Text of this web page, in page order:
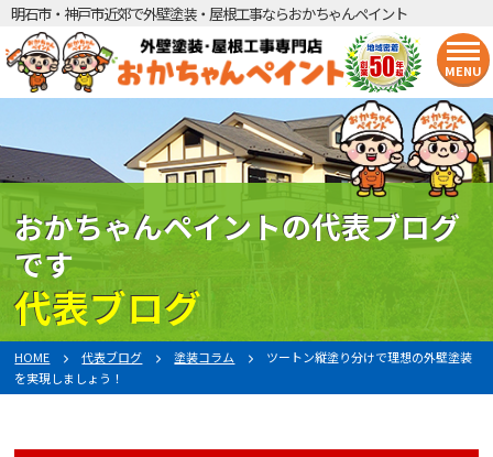
明石市・神戸市近郊で外壁塗装・屋根工事ならおかちゃんペイント
MENU
おかちゃんペイントの代表ブログ
です
代表ブログ
HOME 代表ブログ 塗装コラム
ツートン縦塗り分けで理想の外壁塗装
を実現しましょう！